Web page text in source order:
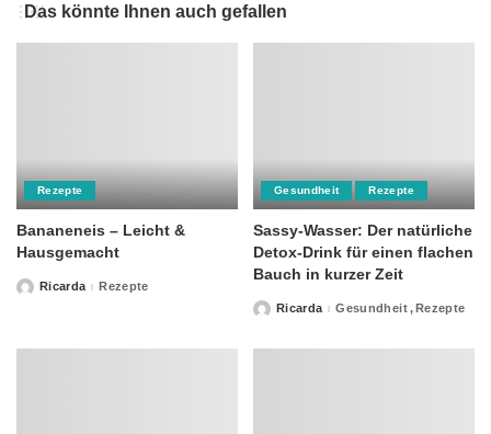
Das könnte Ihnen auch gefallen
Rezepte
Bananeneis – Leicht &
Hausgemacht
PostedRicarda Rezepte
Gesundheit Rezepte
Sassy-Wasser: Der natürliche
Detox-Drink für einen flachen
Bauch in kurzer Zeit
PostedRicarda Gesundheit Rezepte